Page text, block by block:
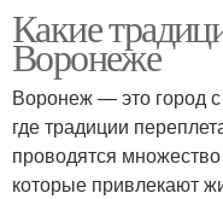
Какие
Воронеже
Воронеж — это город с
где традиции
проводятся
которые привлекают